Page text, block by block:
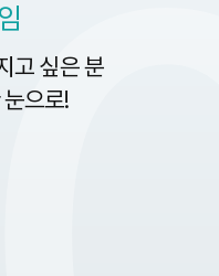
고 싶은 분
으로!